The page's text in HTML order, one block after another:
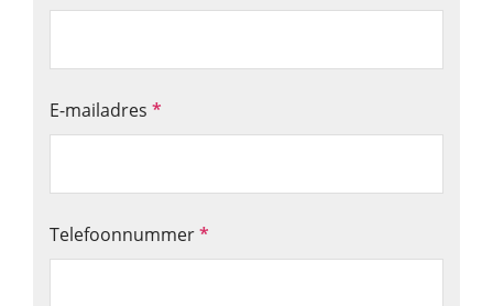
E-mailadres *
Telefoonnummer*